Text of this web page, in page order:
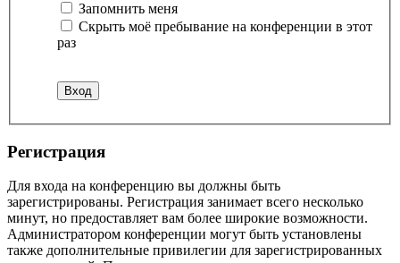
Запомнить меня
Скрыть моё пребывание на конференции в этот
раз
Регистрация
Для входа на конференцию вы должны быть
зарегистрированы. Регистрация занимает всего несколько
минут, но предоставляет вам более широкие возможности.
Администратором конференции могут быть установлены
также дополнительные привилегии для зарегистрированных